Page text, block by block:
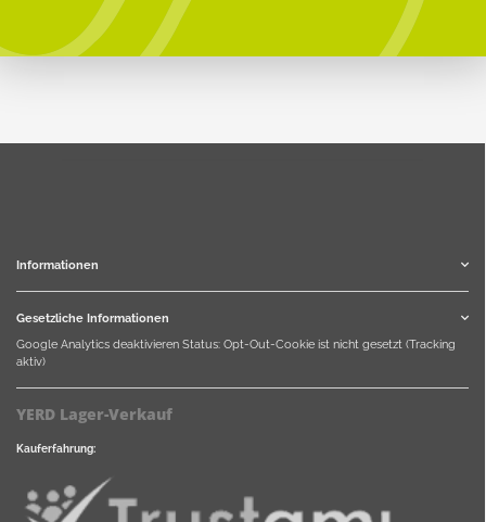
Informationen
Gesetzliche Informationen
Google Analytics deaktivieren Status: Opt-Out-Cookie ist nicht gesetzt (Tracking
aktiv)
YERD Lager-Verkauf
Kauferfahrung: